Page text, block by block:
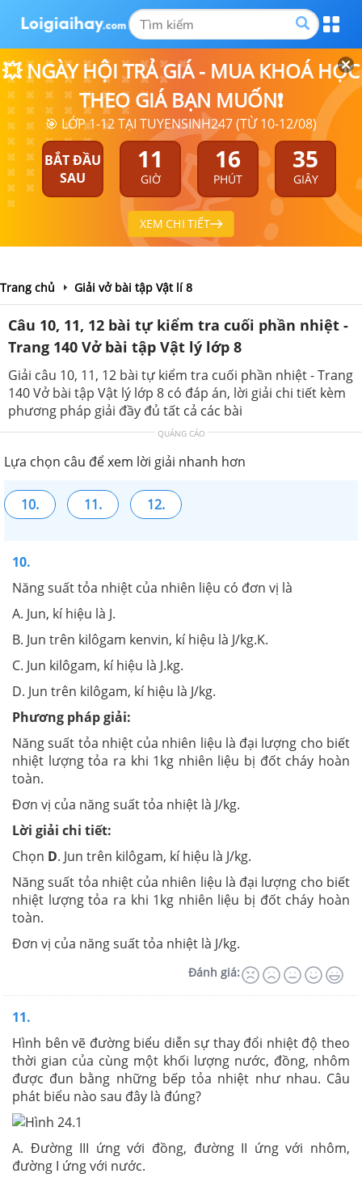
💥 NGÀY HỘI TRẢ GIÁ - MUA KHOÁ HỌC
THEO GIÁ BẠN MUỐN❗
🎯 LỚP 1-12 TẠI TUYENSINH247 (TỪ 10-12/08)
BẮT ĐẦU
SAU
11
GIỜ
16
PHÚT
35
GIÂY
XEM CHI TIẾT
Trang chủ Giải vở bài tập Vật lí 8
Câu 10, 11, 12 bài tự kiểm tra cuối phần nhiệt -
Trang 140 Vở bài tập Vật lý lớp 8
Giải câu 10, 11, 12 bài tự kiểm tra cuối phần nhiệt - Trang
140 Vở bài tập Vật lý lớp 8 có đáp án, lời giải chi tiết kèm
phương pháp giải đầy đủ tất cả các bài
QUẢNG CÁO
Lựa chọn câu để xem lời giải nhanh hơn
10. 11. 12.
10.
Năng suất tỏa nhiệt của nhiên liệu có đơn vị là
A. Jun, kí hiệu là J.
B. Jun trên kilôgam kenvin, kí hiệu là J/kg.K.
C. Jun kilôgam, kí hiệu là J.kg.
D. Jun trên kilôgam, kí hiệu là J/kg.
Phương pháp giải:
Năng suất tỏa nhiệt của nhiên liệu là đại lượng cho biết
nhiệt lượng tỏa ra khi 1kg nhiên liệu bị đốt cháy hoàn
toàn.
Đơn vị của năng suất tỏa nhiệt là J/kg.
Lời giải chi tiết:
Chọn D. Jun trên kilôgam, kí hiệu là J/kg.
Năng suất tỏa nhiệt của nhiên liệu là đại lượng cho biết
nhiệt lượng tỏa ra khi 1kg nhiên liệu bị đốt cháy hoàn
toàn.
Đơn vị của năng suất tỏa nhiệt là J/kg.
Đánh giá:
11.
Hình bên vẽ đường biểu diễn sự thay đổi nhiệt độ theo
thời gian của cùng một khối lượng nước, đồng, nhôm
được đun bằng những bếp tỏa nhiệt như nhau. Câu
phát biểu nào sau đây là đúng?
A. Đường III ứng với đồng, đường II ứng với nhôm,
đường I ứng với nước.